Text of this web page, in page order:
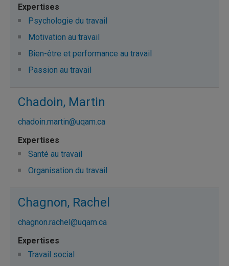
Psychologie du travail
Motivation au travail
Bien-être et performance au travail
Passion au travail
Chadoin, Martin
chadoin.martin@uqam.ca
Santé au travail
Organisation du travail
Chagnon, Rachel
chagnon.rachel@uqam.ca
Travail social